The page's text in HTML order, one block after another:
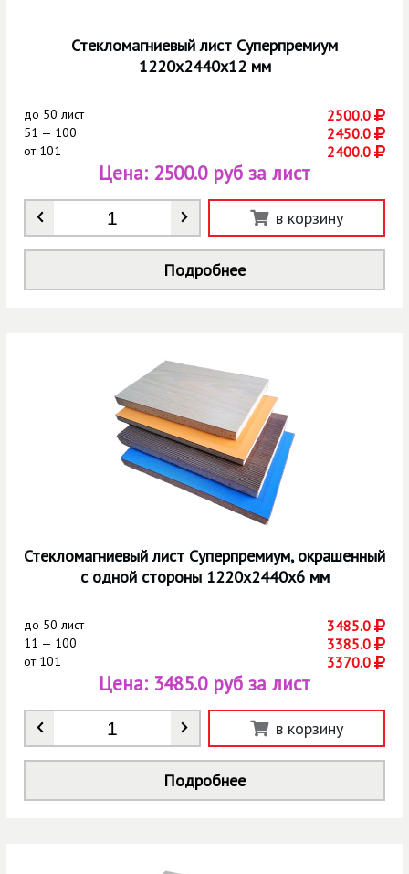
Стекломагниевый лист Суперпремиум
1220х2440х12 мм
до 50 лист 2500.0
51 — 100 2450.0
от101 2400.0
Количество
Цена: 2500.0 руб за лист
в корзину
Подробнее
Стекломагниевый лист Суперпремиум, окрашенный
с одной стороны 1220х2440х6 мм
до 50 лист 3485.0
11 — 100 3385.0
от101 3370.0
Количество
Цена: 3485.0 руб за лист
в корзину
Подробнее